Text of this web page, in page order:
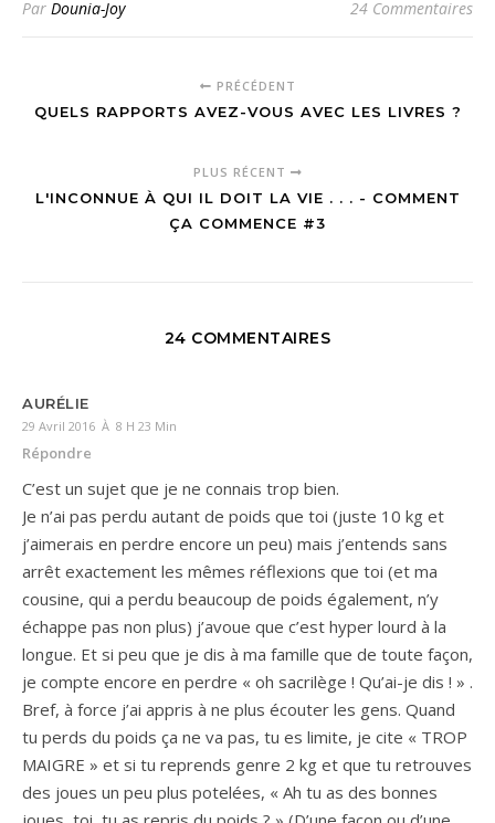
Par Dounia-Joy 24 Commentaires
PRÉCÉDENT
QUELS RAPPORTS AVEZ-VOUS AVEC LES LIVRES ?
PLUS RÉCENT
L'INCONNUE À QUI IL DOIT LA VIE . . . - COMMENT
ÇA COMMENCE #3
24 COMMENTAIRES
AURÉLIE
29 Avril 2016 À 8 H 23 Min
Répondre
C’est un sujet que je ne connais trop bien.
Je n’ai pas perdu autant de poids que toi (juste 10 kg et
j’aimerais en perdre encore un peu) mais j’entends sans
arrêt exactement les mêmes réflexions que toi (et ma
cousine, qui a perdu beaucoup de poids également, n’y
échappe pas non plus) j’avoue que c’est hyper lourd à la
longue. Et si peu que je dis à ma famille que de toute façon,
je compte encore en perdre « oh sacrilège ! Qu’ai-je dis ! » .
Bref, à force j’ai appris à ne plus écouter les gens. Quand
tu perds du poids ça ne va pas, tu es limite, je cite « TROP
MAIGRE » et si tu reprends genre 2 kg et que tu retrouves
des joues un peu plus potelées, « Ah tu as des bonnes